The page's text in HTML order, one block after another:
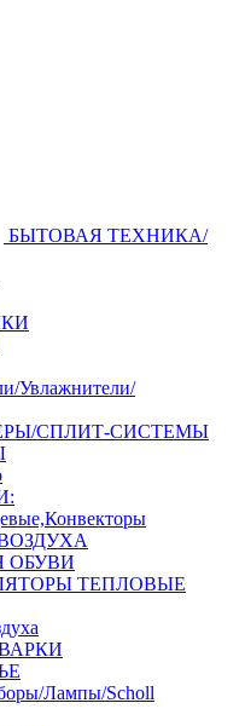
БЫТОВАЯ ТЕХНИКА/
Увлажнители/
СПЛИТ-СИСТЕМЫ
ОБУВИ
ТЕПЛОВЫЕ
Лампы/Scholl